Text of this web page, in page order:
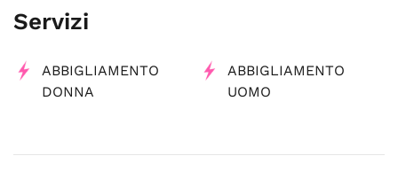
Servizi
ABBIGLIAMENTO
DONNA
ABBIGLIAMENTO
UOMO